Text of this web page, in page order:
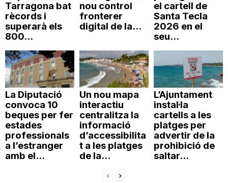
Tarragona bat
rècords i
superarà els
800...
nou control
fronterer
digital de la...
el cartell de
Santa Tecla
2026 en el
seu...
La Diputació
convoca 10
beques per fer
estades
professionals
a l’estranger
amb el...
Un nou mapa
interactiu
centralitza la
informació
d’accessibilita
t a les platges
de la...
L’Ajuntament
instal·la
cartells a les
platges per
advertir de la
prohibició de
saltar...